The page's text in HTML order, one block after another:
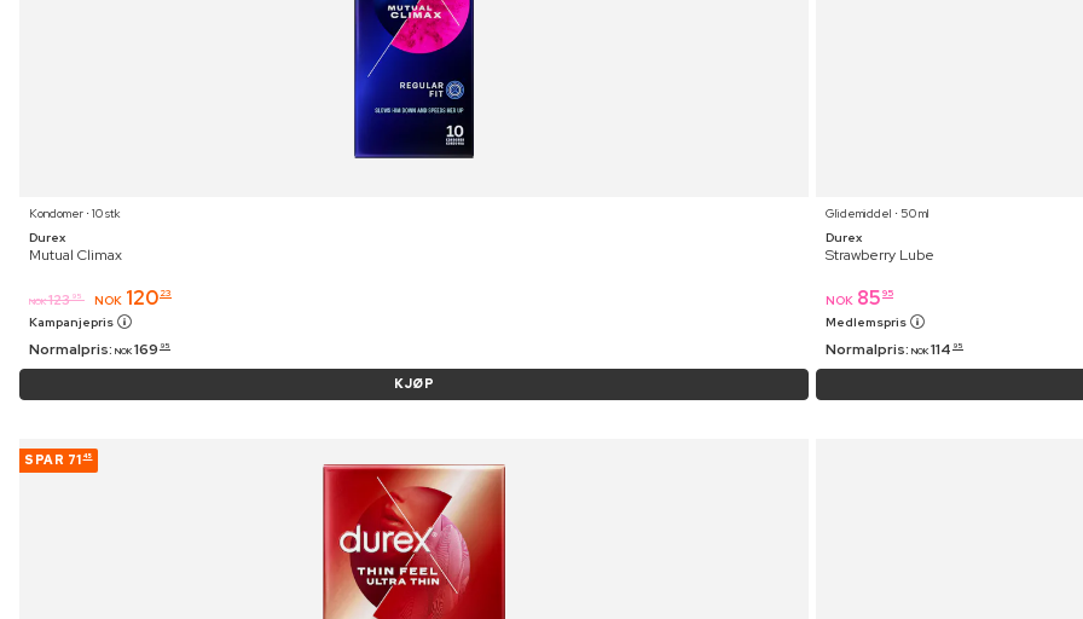
Kondomer ⋅ 10 stk
Durex
Mutual Climax
NOK 123 95 NOK 120 23
Kampanjepris
Normalpris: NOK 169 95
KJØP
Glidemiddel ⋅ 50 ml
Durex
Strawberry Lube
NOK 85 95
Medlemspris
Normalpris: NOK 114 95
SPAR 71 45